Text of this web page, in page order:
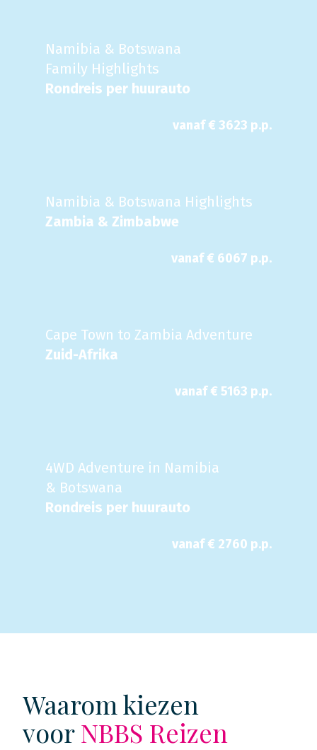
Namibia & Botswana
Family Highlights
Rondreis per huurauto
vanaf € 3623 p.p.
Namibia & Botswana Highlights
Zambia & Zimbabwe
vanaf € 6067 p.p.
Cape Town to Zambia Adventure
Zuid-Afrika
vanaf € 5163 p.p.
4WD Adventure in Namibia
& Botswana
Rondreis per huurauto
vanaf € 2760 p.p.
Waarom kiezen
voorNBBS Reizen